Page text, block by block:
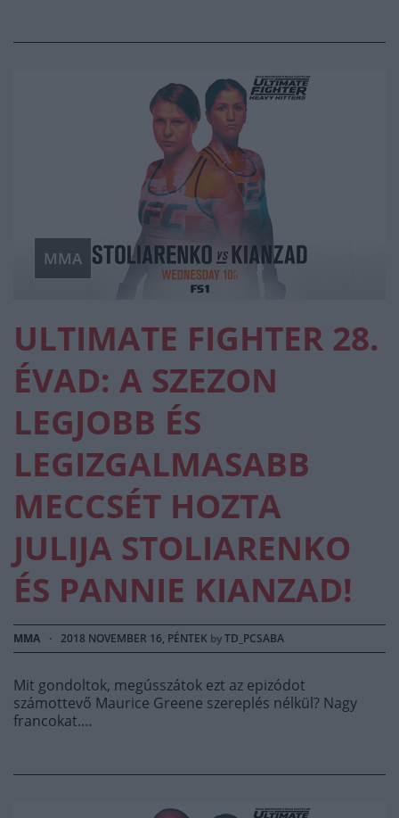
MMA
ULTIMATE FIGHTER 28.
ÉVAD: A SZEZON
LEGJOBB ÉS
LEGIZGALMASABB
MECCSÉT HOZTA
JULIJA STOLIARENKO
ÉS PANNIE KIANZAD!
MMA · 2018 NOVEMBER 16, PÉNTEK byTD_PCSABA
Mit gondoltok, megússzátok ezt az epizódot
számottevő Maurice Greene szereplés nélkül? Nagy
francokat.…